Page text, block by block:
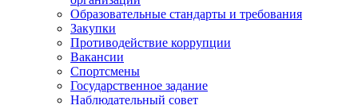
Образовательные стандарты и требования
Закупки
Противодействие коррупции
Вакансии
Спортсмены
Государственное задание
Наблюдательный совет